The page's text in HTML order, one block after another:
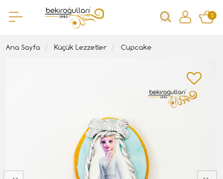
0
Ana Sayfa Küçük Lezzetler Cupcake